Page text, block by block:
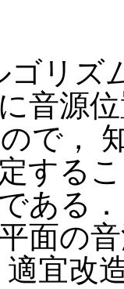
ゴリズ
音源
で，
する
ある
面の
宜改